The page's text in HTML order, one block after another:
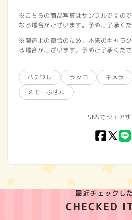
※こちらの商品写真はサンプルですの
なる場合がございます。予めご了承くだ
※製造上の都合のため、本来のキャラ
る場合がございます。予めご了承くださ
ハチワレ ラッコ キメラ
メモ・ふせん
SNSでシェア
X
最近チェックし
CHECKED